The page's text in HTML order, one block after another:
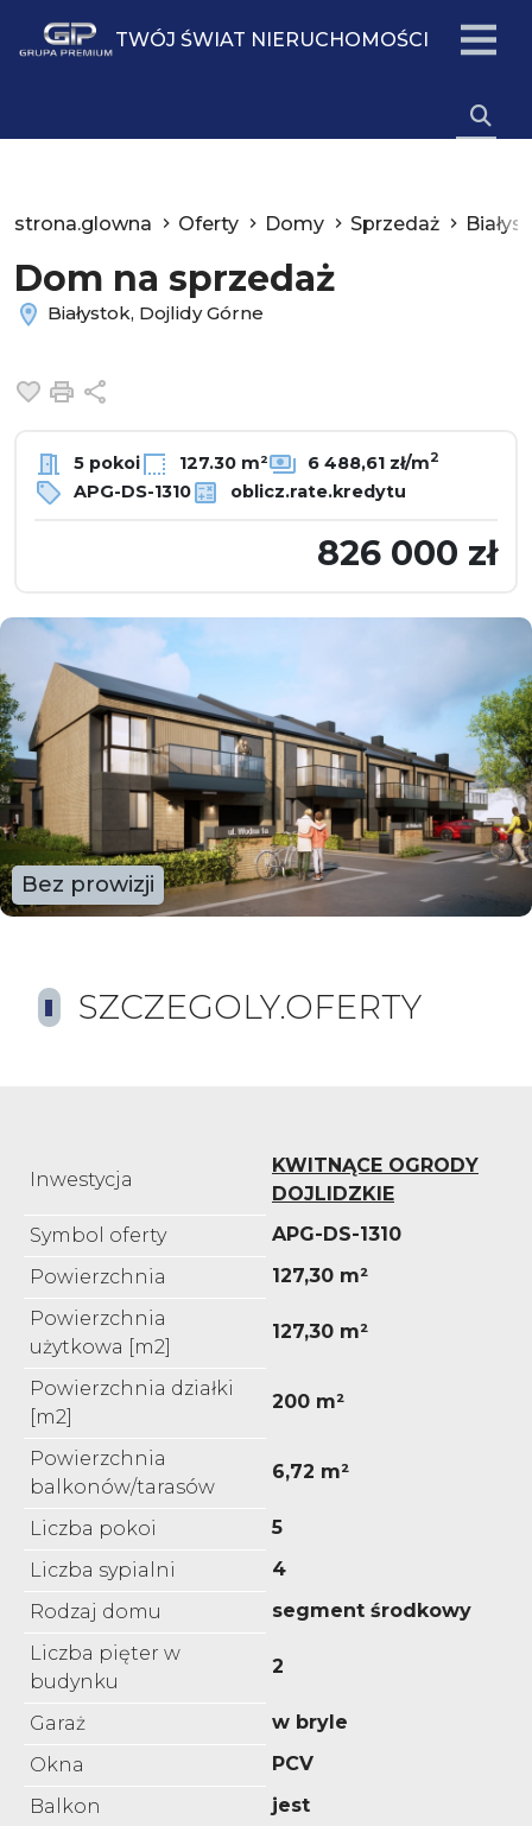
TWÓJ ŚWIAT NIERUCHOMOŚCI
strona.glowna Oferty Domy Sprzedaż
Dom na sprzedaż
Białystok, Dojlidy Górne
Dodaj do ulubionych
Drukuj
5 pokoi 127.30 m² 6 488,61 zł/m2
APG-DS-1310 oblicz.rate.kredytu
826 000 zł
Bez prowizji
SZCZEGOLY.OFERTY
Inwestycja
KWITNĄCE OGRODY
DOJLIDZKIE
Symbol oferty
APG-DS-1310
Powierzchnia
127,30 m²
Powierzchnia
użytkowa [m2]
127,30 m²
Powierzchnia działki
[m2]
200 m²
Powierzchnia
balkonów/tarasów
6,72 m²
Liczba pokoi
5
Liczba sypialni
4
Rodzaj domu
segment środkowy
Liczba pięter w
budynku
2
Garaż
w bryle
Okna
PCV
Balkon
jest